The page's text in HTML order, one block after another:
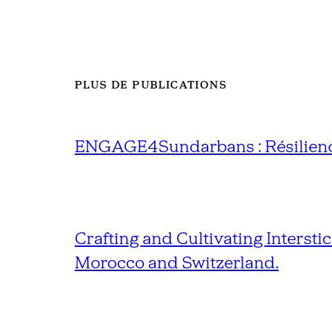
PLUS DE PUBLICATIONS
ENGAGE4Sundarbans :
Crafting and Cultivating
Morocco and Switzerland.